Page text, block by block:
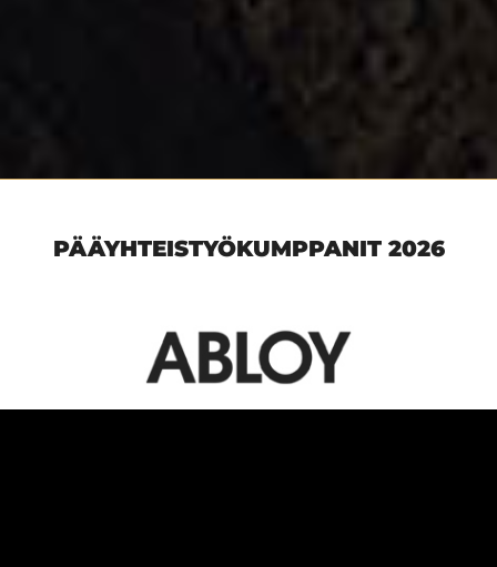
PÄÄYHTEISTYÖKUMPPANIT 2026